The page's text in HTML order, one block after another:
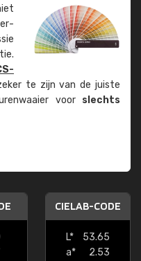
te zijn van de juiste
voor slechts
CIELAB-CODE
L*
53.65
a*
2.53